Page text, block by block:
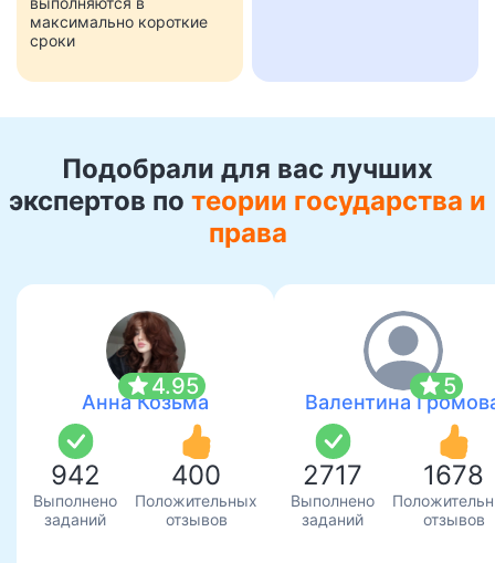
максимально короткие
сроки
Подобрали для вас лучших
экспертов по теории государства и
права
star4.95
Анна Козьма
942
Выполнено
заданий
400
Положительных
отзывов
star5
Валентина
2717
Выполнено
заданий
1678
отзывов